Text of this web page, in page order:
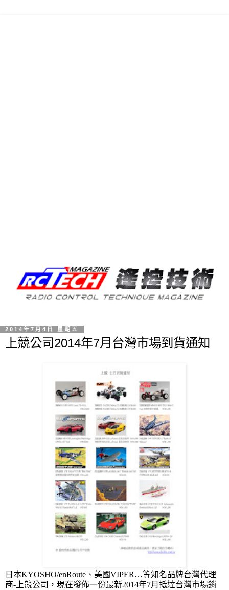
2014年7月4日 星期五
上競公司2014年7月台灣市場到貨通知
日本KYOSHO/enRoute 、美國VIPER…等知名品牌台灣代理
商- 上競公司，現在發佈一份最新2014年7月抵達台灣市場銷